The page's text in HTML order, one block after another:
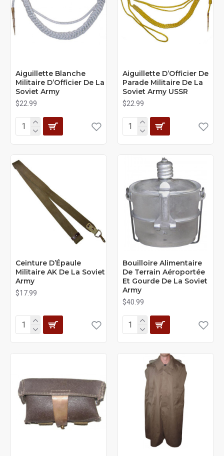
Aiguillette Blanche
Militaire D’Officier De La
Soviet Army
$22.99
Aiguillette D’Officier De
Parade Militaire De La
Soviet Army USSR
$22.99
Ceinture D’Épaule
Militaire AK De La Soviet
Army
$17.99
Bouilloire Alimentaire
De Terrain Aéroportée
Et Gourde De La Soviet
Army
$40.99